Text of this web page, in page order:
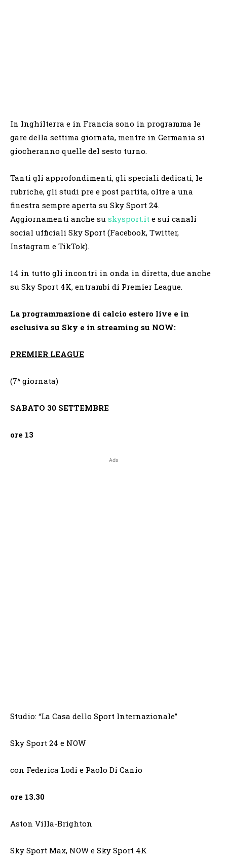
In Inghilterra e in Francia sono in programma le
gare della settima giornata, mentre in Germania si
giocheranno quelle del sesto turno.
Tanti gli approfondimenti, gli speciali dedicati, le
rubriche, gli studi pre e post partita, oltre a una
finestra sempre aperta su Sky Sport 24.
Aggiornamenti anche su skysport.it e sui canali
social ufficiali Sky Sport (Facebook, Twitter,
Instagram e TikTok).
14 in tutto gli incontri in onda in diretta, due anche
su Sky Sport 4K, entrambi di Premier League.
La programmazione di calcio estero live e in
esclusiva su Sky e in streaming su NOW:
PREMIER LEAGUE
(7^ giornata)
SABATO 30 SETTEMBRE
ore 13
Ads
Studio: “La Casa dello Sport Internazionale”
Sky Sport 24 e NOW
con Federica Lodi e Paolo Di Canio
ore 13.30
Aston Villa-Brighton
Sky Sport Max, NOW e Sky Sport 4K